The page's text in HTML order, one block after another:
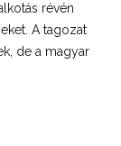
révén
A tagozat
de a magyar